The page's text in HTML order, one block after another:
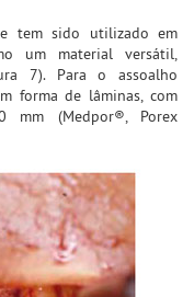
tem sido utilizado em
um material versátil,
7). Para o assoalho
forma de lâminas, com
mm (Medpor®, Porex